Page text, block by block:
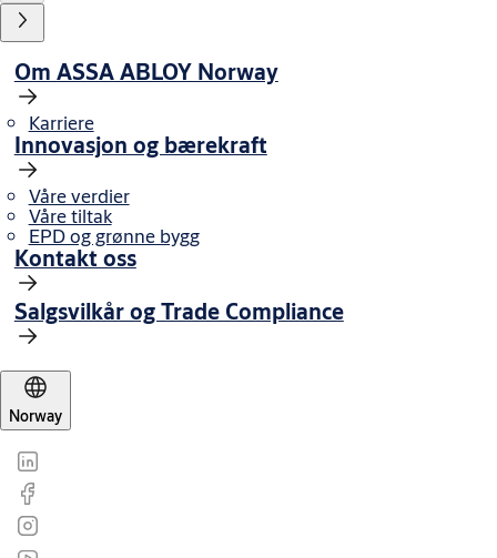
Om ASSA ABLOY Norway
Karriere
Innovasjon og bærekraft
Våre verdier
Våre tiltak
EPD og grønne bygg
Kontakt oss
Salgsvilkår og Trade Compliance
Norway